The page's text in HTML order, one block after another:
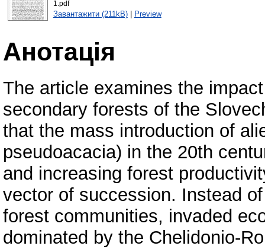
1.pdf
Завантажити (211kB)| Preview
Анотація
The article examines the
secondary forests of the
that the mass introduction of
pseudoacacia) in the 20th
and increasing forest
vector of succession. Instead
forest communities, invaded
dominated by the Chelidonio-